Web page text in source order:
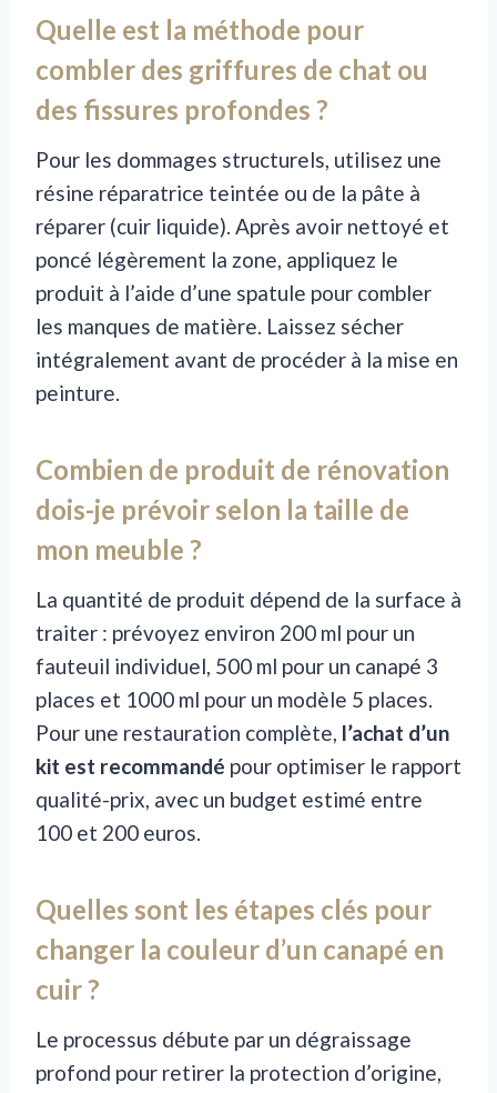
Quelle est la méthode pour
combler des griffures de chat ou
des fissures profondes ?
Pour les dommages structurels, utilisez une
résine réparatrice teintée ou de la pâte à
réparer (cuir liquide). Après avoir nettoyé et
poncé légèrement la zone, appliquez le
produit à l’aide d’une spatule pour combler
les manques de matière. Laissez sécher
intégralement avant de procéder à la mise en
peinture.
Combien de produit de rénovation
dois-je prévoir selon la taille de
mon meuble ?
La quantité de produit dépend de la surface à
traiter : prévoyez environ 200 ml pour un
fauteuil individuel, 500 ml pour un canapé 3
places et 1000 ml pour un modèle 5 places.
Pour une restauration complète, l’achat d’un
kit est recommandé pour optimiser le rapport
qualité-prix, avec un budget estimé entre
100 et 200 euros.
Quelles sont les étapes clés pour
changer la couleur d’un canapé en
cuir ?
Le processus débute par un dégraissage
profond pour retirer la protection d’origine,